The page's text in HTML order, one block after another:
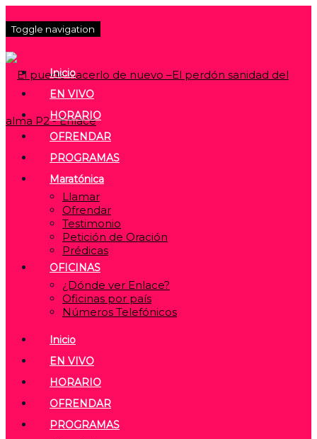
Toggle navigation
Inicio
EN VIVO
HORARIO
OFRENDAR
PROGRAMAS
Maratónica
Llamar
Ofrendar
Testimonio
Petición de Oración
Prédicas
OFICINAS
¿Dónde ver Enlace?
Oficinas por país
Números Telefónicos
Inicio
EN VIVO
HORARIO
OFRENDAR
PROGRAMAS